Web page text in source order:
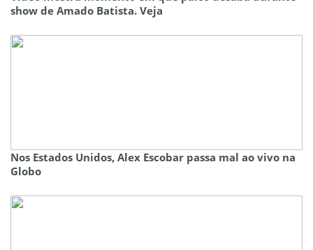
show de Amado Batista. Veja
Nos Estados Unidos, Alex Escobar passa mal ao vivo na
Globo